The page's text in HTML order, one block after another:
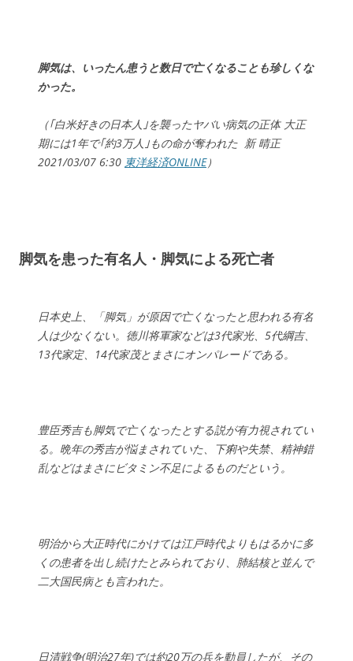
脚気は、いったん患うと数日で亡くなることも珍しくな
かった。
（｢白米好きの日本人｣を襲ったヤバい病気の正体 大正
期には1年で｢約3万人｣もの命が奪われた 新 晴正
2021/03/07 6:30 東洋経済ONLINE）
脚気を患った有名人・脚気による死亡者
日本史上、「脚気」が原因で亡くなったと思われる有名
人は少なくない。徳川将軍家などは3代家光、5代綱吉、
13代家定、14代家茂とまさにオンパレードである。
豊臣秀吉も脚気で亡くなったとする説が有力視されてい
る。晩年の秀吉が悩まされていた、下痢や失禁、精神錯
乱などはまさにビタミン不足によるものだという。
明治から大正時代にかけては江戸時代よりもはるかに多
くの患者を出し続けたとみられており、肺結核と並んで
二大国民病とも言われた。
日清戦争(明治27年)では約20万の兵を動員したが、その